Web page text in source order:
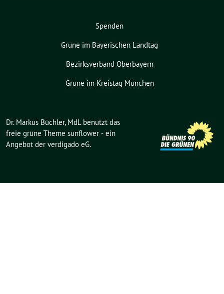
Spenden
Grüne im Bayerischen Landtag
Bezirksverband Oberbayern
Grüne im Kreistag München
Dr. Markus Büchler, MdL benutzt das
freie grüne Theme sunflower ‐ ein
Angebot der verdigado eG.